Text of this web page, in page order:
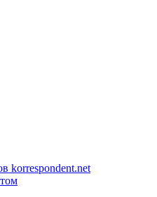
korrespondent.net